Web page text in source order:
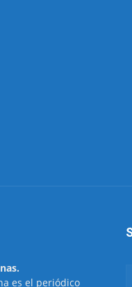
es el periódico